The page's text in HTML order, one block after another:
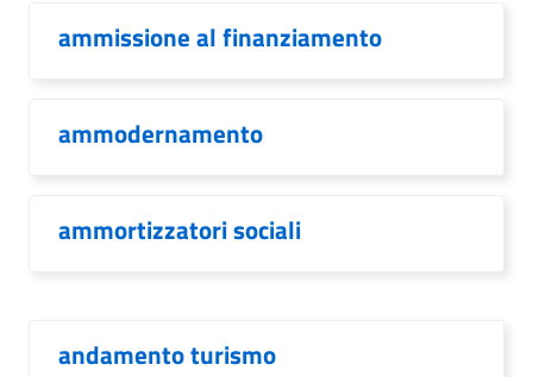
ammissione al finanziamento
ammodernamento
ammortizzatori sociali
andamento turismo